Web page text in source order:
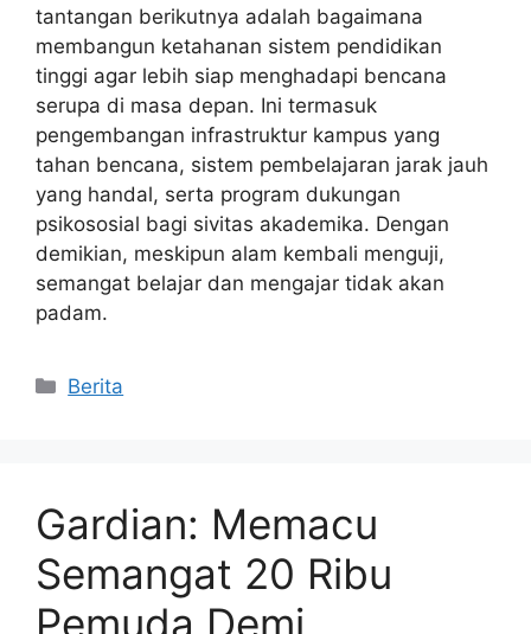
tantangan berikutnya adalah bagaimana
membangun ketahanan sistem pendidikan
tinggi agar lebih siap menghadapi bencana
serupa di masa depan. Ini termasuk
pengembangan infrastruktur kampus yang
tahan bencana, sistem pembelajaran jarak jauh
yang handal, serta program dukungan
psikososial bagi sivitas akademika. Dengan
demikian, meskipun alam kembali menguji,
semangat belajar dan mengajar tidak akan
padam.
Kategori
Berita
Gardian: Memacu
Semangat 20 Ribu
Pemuda Demi